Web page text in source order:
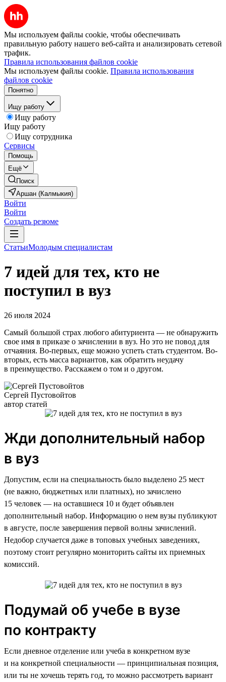
Мы используем файлы cookie, чтобы обеспечивать
правильную работу нашего веб-сайта и анализировать сетевой
трафик.
Правила использования файлов cookie
Мы используем файлы cookie. Правила использования
файлов cookie
Понятно
Ищу работу
Ищу работу
Ищу работу
Ищу сотрудника
Сервисы
Помощь
Ещё
Поиск
Аршан (Калмыкия)
Войти
Войти
Создать резюме
СтатьиМолодым специалистам
7 идей для тех, кто не
поступил в вуз
26 июля 2024
Самый большой страх любого абитуриента — не обнаружить
свое имя в приказе о зачислении в вуз. Но это не повод для
отчаяния. Во-первых, еще можно успеть стать студентом. Во-
вторых, есть масса вариантов, как обратить неудачу
в преимущество. Расскажем о том и о другом.
Сергей Пустовойтов
автор статей
Жди дополнительный набор
в вуз
Допустим, если на специальность было выделено 25 мест
(не важно, бюджетных или платных), но зачислено
15 человек — на оставшиеся 10 и будет объявлен
дополнительный набор. Информацию о нем вузы публикуют
в августе, после завершения первой волны зачислений.
Недобор случается даже в топовых учебных заведениях,
поэтому стоит регулярно мониторить сайты их приемных
комиссий.
Подумай об учебе в вузе
по контракту
Если дневное отделение или учеба в конкретном вузе
и на конкретной специальности — принципиальная позиция,
или ты не хочешь терять год, то можно рассмотреть вариант